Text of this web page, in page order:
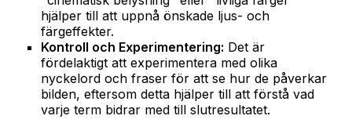
hjälper till att uppnå önskade ljus- och
färgeffekter.
Kontroll och Experimentering: Det är
fördelaktigt att experimentera med olika
nyckelord och fraser för att se hur de påverkar
bilden, eftersom detta hjälper till att förstå vad
varje term bidrar med till slutresultatet.